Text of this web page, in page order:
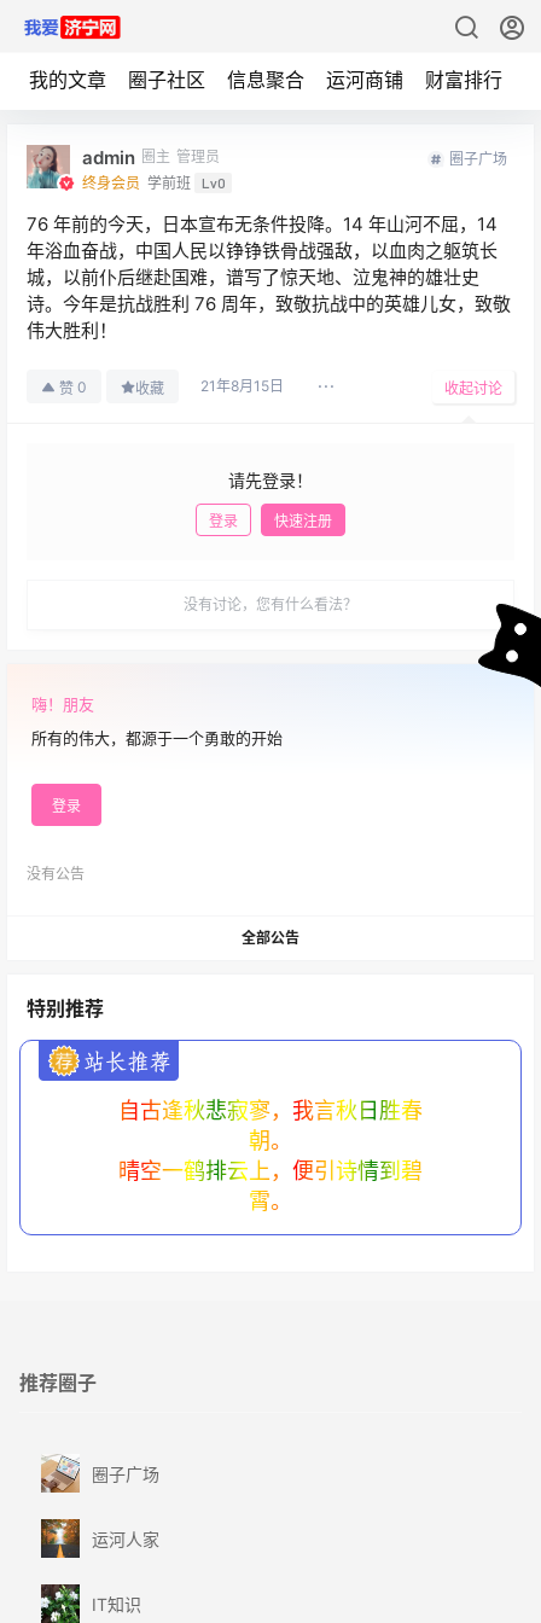
我的文章 圈子社区 信息聚合 运河商铺 财富排行
admin 圈主 管理员
终身会员 学前班 Lv0
圈子广场
76 年前的今天，日本宣布无条件投降。14 年山河不屈，14
年浴血奋战，中国人民以铮铮铁骨战强敌，以血肉之躯筑长
城，以前仆后继赴国难，谱写了惊天地、泣鬼神的雄壮史
诗。今年是抗战胜利 76 周年，致敬抗战中的英雄儿女，致敬
伟大胜利！
赞 0 收藏 21年8月15日 收起讨论
请先登录！
登录 快速注册
没有讨论，您有什么看法？
嗨！朋友
所有的伟大，都源于一个勇敢的开始
登录
没有公告
全部公告
特别推荐
自古逢秋悲寂寥，我言秋日胜春
朝。
晴空一鹤排云上，便引诗情到碧
霄。
推荐圈子
圈子广场
运河人家
IT知识